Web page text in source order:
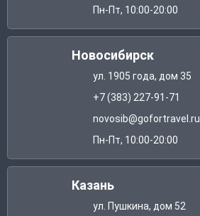
Пн-Пт, 10:00-20:00
Новосибирск
ул. 1905 года, дом 35
+7 (383) 227-91-71
novosib@gofortravel.ru
Пн-Пт, 10:00-20:00
Казань
ул. Пушкина, дом 52